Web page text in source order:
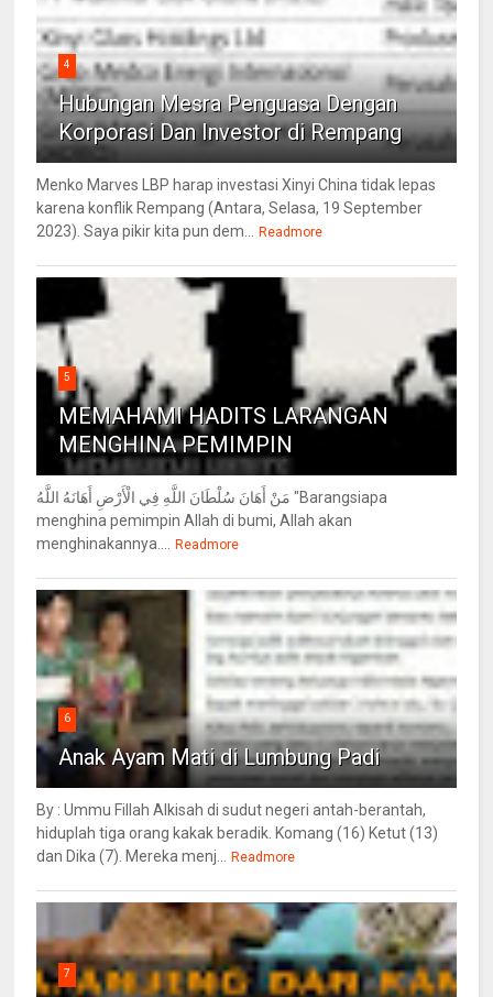
4
Hubungan Mesra Penguasa Dengan
Korporasi Dan Investor di Rempang
Menko Marves LBP harap investasi Xinyi China tidak lepas
karena konflik Rempang (Antara, Selasa, 19 September
2023). Saya pikir kita pun dem...
Readmore
5
MEMAHAMI HADITS LARANGAN
MENGHINA PEMIMPIN
مَنْ أَهَانَ سُلْطَانَ اللَّهِ فِي الْأَرْضِ أَهَانَهُ اللَّهُ "Barangsiapa
menghina pemimpin Allah di bumi, Allah akan
menghinakannya....
Readmore
6
Anak Ayam Mati di Lumbung Padi
By : Ummu Fillah Alkisah di sudut negeri antah-berantah,
hiduplah tiga orang kakak beradik. Komang (16) Ketut (13)
dan Dika (7). Mereka menj...
Readmore
7